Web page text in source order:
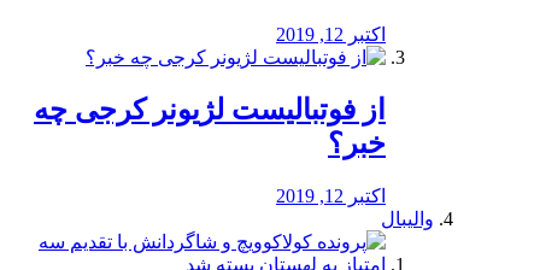
اکتبر 12, 2019
از فوتبالیست لژیونر کرجی چه
خبر؟
اکتبر 12, 2019
والیبال